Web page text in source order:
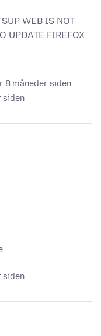
WEB IS NOT
UPDATE FIREFOX
måneder siden
siden
siden